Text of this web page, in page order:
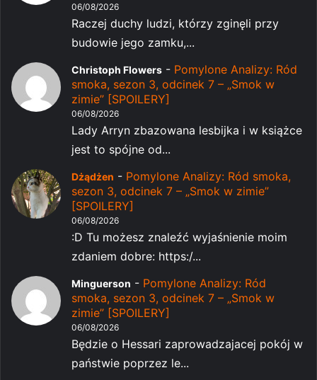
06/08/2026
Raczej duchy ludzi, którzy zginęli przy
budowie jego zamku,...
Christoph Flowers - Pomylone Analizy: Ród
smoka, sezon 3, odcinek 7 – „Smok w
zimie” [SPOILERY]
06/08/2026
Lady Arryn zbazowana lesbijka i w książce
jest to spójne od...
Dżądżen - Pomylone Analizy: Ród smoka,
sezon 3, odcinek 7 – „Smok w zimie”
[SPOILERY]
06/08/2026
:D Tu możesz znaleźć wyjaśnienie moim
zdaniem dobre: https:/...
Minguerson - Pomylone Analizy: Ród
smoka, sezon 3, odcinek 7 – „Smok w
zimie” [SPOILERY]
06/08/2026
Będzie o Hessari zaprowadzajacej pokój w
państwie poprzez le...